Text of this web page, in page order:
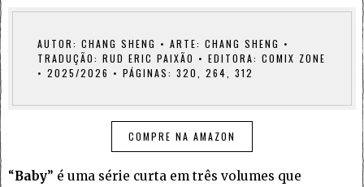
AUTOR: CHANG SHENG • ARTE: CHANG SHENG •
TRADUÇÃO: RUD ERIC PAIXÃO • EDITORA: COMIX ZONE
• 2025/2026 • PÁGINAS: 320, 264, 312
COMPRE NA AMAZON
“Baby” é uma série curta em três volumes que